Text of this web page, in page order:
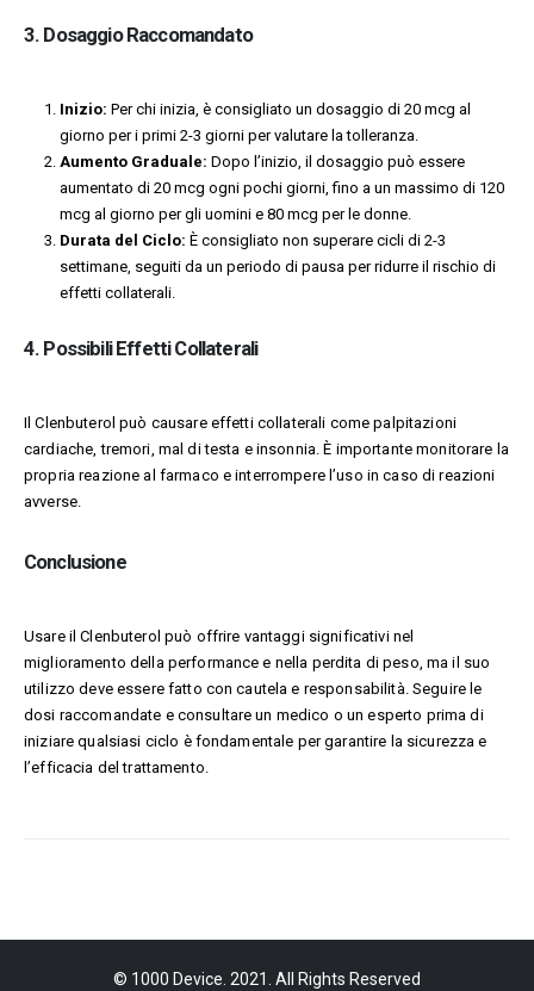
3. Dosaggio Raccomandato
Inizio: Per chi inizia, è consigliato un dosaggio di 20 mcg al
giorno per i primi 2-3 giorni per valutare la tolleranza.
Aumento Graduale: Dopo l’inizio, il dosaggio può essere
aumentato di 20 mcg ogni pochi giorni, fino a un massimo di 120
mcg al giorno per gli uomini e 80 mcg per le donne.
Durata del Ciclo: È consigliato non superare cicli di 2-3
settimane, seguiti da un periodo di pausa per ridurre il rischio di
effetti collaterali.
4. Possibili Effetti Collaterali
Il Clenbuterol può causare effetti collaterali come palpitazioni
cardiache, tremori, mal di testa e insonnia. È importante monitorare la
propria reazione al farmaco e interrompere l’uso in caso di reazioni
avverse.
Conclusione
Usare il Clenbuterol può offrire vantaggi significativi nel
miglioramento della performance e nella perdita di peso, ma il suo
utilizzo deve essere fatto con cautela e responsabilità. Seguire le
dosi raccomandate e consultare un medico o un esperto prima di
iniziare qualsiasi ciclo è fondamentale per garantire la sicurezza e
l’efficacia del trattamento.
© 1000 Device. 2021. All Rights Reserved